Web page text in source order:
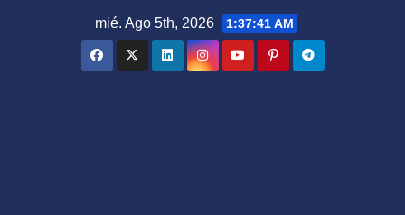
mié. Ago 5th, 2026 1:37:42 AM